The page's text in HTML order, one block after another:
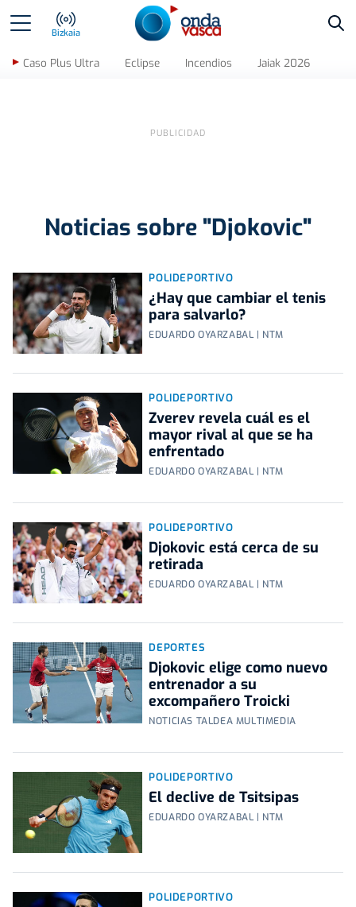
Bizkaia
Caso Plus Ultra Eclipse Incendios Jaiak 2026
Noticias sobre "Djokovic"
POLIDEPORTIVO
¿Hay que cambiar el tenis
para salvarlo?
EDUARDO OYARZABAL | NTM
POLIDEPORTIVO
Zverev revela cuál es el
mayor rival al que se ha
enfrentado
EDUARDO OYARZABAL | NTM
POLIDEPORTIVO
Djokovic está cerca de su
retirada
EDUARDO OYARZABAL | NTM
DEPORTES
Djokovic elige como nuevo
entrenador a su
excompañero Troicki
NOTICIAS TALDEA MULTIMEDIA
POLIDEPORTIVO
El declive de Tsitsipas
EDUARDO OYARZABAL | NTM
POLIDEPORTIVO